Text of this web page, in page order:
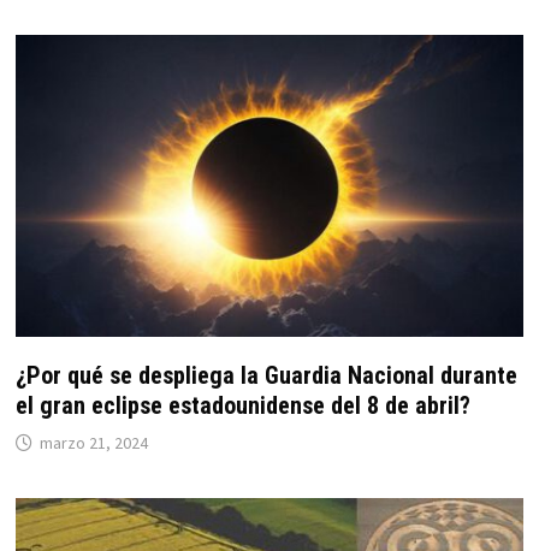
¿Por qué se despliega la Guardia Nacional durante
el gran eclipse estadounidense del 8 de abril?
marzo 21, 2024